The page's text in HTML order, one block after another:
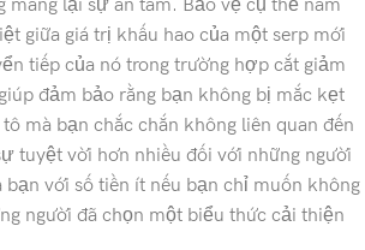
mang lại sự an tâm. Bảo vệ cụ thể nằm
giữa giá trị khấu hao của một serp mới
tiếp của nó trong trường hợp cắt giảm
đảm bảo rằng bạn không bị mắc kẹt
mà bạn chắc chắn không liên quan đến
tuyệt vời hơn nhiều đối với những người
với số tiền ít nếu bạn chỉ muốn không
người đã chọn một biểu thức cải thiện